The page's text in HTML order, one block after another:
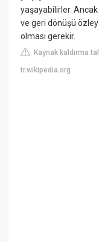
yaşayabilirler.
ve geri dönüşü
olması gerekir.
Kaynak kaldırma
tr.wikipedia.org